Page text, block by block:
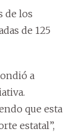
de los
de 125
a
que esta
estatal”,